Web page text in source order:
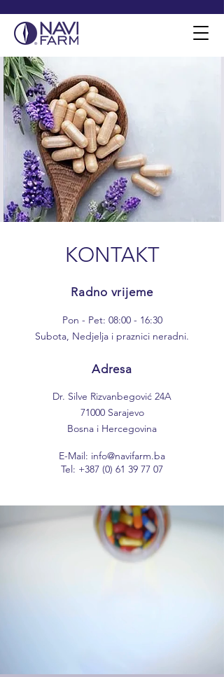
KONTAKT
Radno vrijeme
Pon - Pet: 08:00 - 16:30
Subota, Nedjelja i praznici neradni.
Adresa
Dr. Silve Rizvanbegović 24A
71000 Sarajevo
Bosna i Hercegovina
E-Mail: info@navifarm.ba
Tel: +387 (0) 61 39 77 07